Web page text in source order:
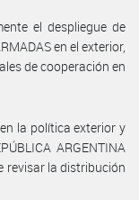
el despliegue de
en el exterior,
de cooperación en
la política exterior y
ARGENTINA
revisar la distribución